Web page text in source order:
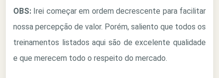
OBS: Irei começar em ordem decrescente para facilitar
nossa percepção de valor. Porém, saliento que todos os
treinamentos listados aqui são de excelente qualidade
e que merecem todo o respeito do mercado.